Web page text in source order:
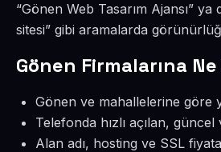
“Gönen Web Tasarım Ajansı”
sitesi” gibi aramalarda
Gönen Firmalarına Ne
Gönen ve mahallelerine göre
Telefonda hızlı açılan,
Alan adı, hosting ve SSL